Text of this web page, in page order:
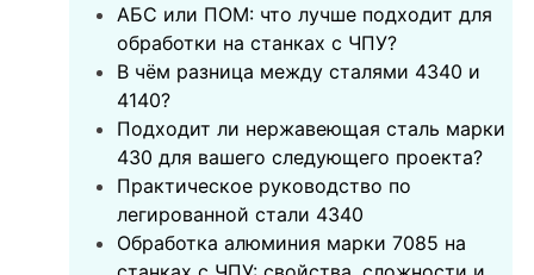
АБС или ПОМ: что лучше подходит для
обработки на станках с ЧПУ?
В чём разница между сталями 4340 и
4140?
Подходит ли нержавеющая сталь марки
430 для вашего следующего проекта?
‌Практическое руководство по
легированной стали 4340‌
Обработка алюминия марки 7085 на